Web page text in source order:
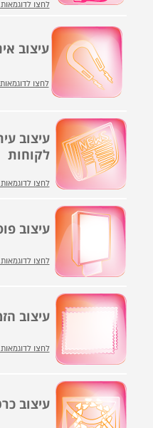
לחצו
עיצוב
לחצו
עיצוב
לקוחות
לחצו
עיצוב
לחצו
עיצוב
לחצו
עיצוב